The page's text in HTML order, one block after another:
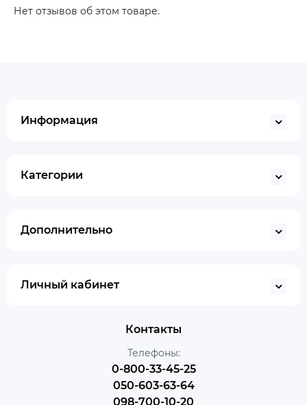
Нет отзывов об этом товаре.
Информация
Категории
Дополнительно
Личный кабинет
Контакты
Телефоны:
0-800-33-45-25
050-603-63-64
098-700-10-20